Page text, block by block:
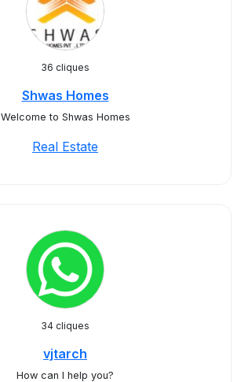
36 cliques
Shwas Homes
Welcome to Shwas Homes
Real Estate
34 cliques
vjtarch
How can I help you?